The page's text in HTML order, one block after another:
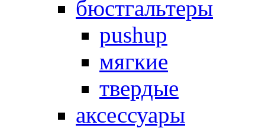
бюстгальтеры
pushup
мягкие
твердые
аксессуары